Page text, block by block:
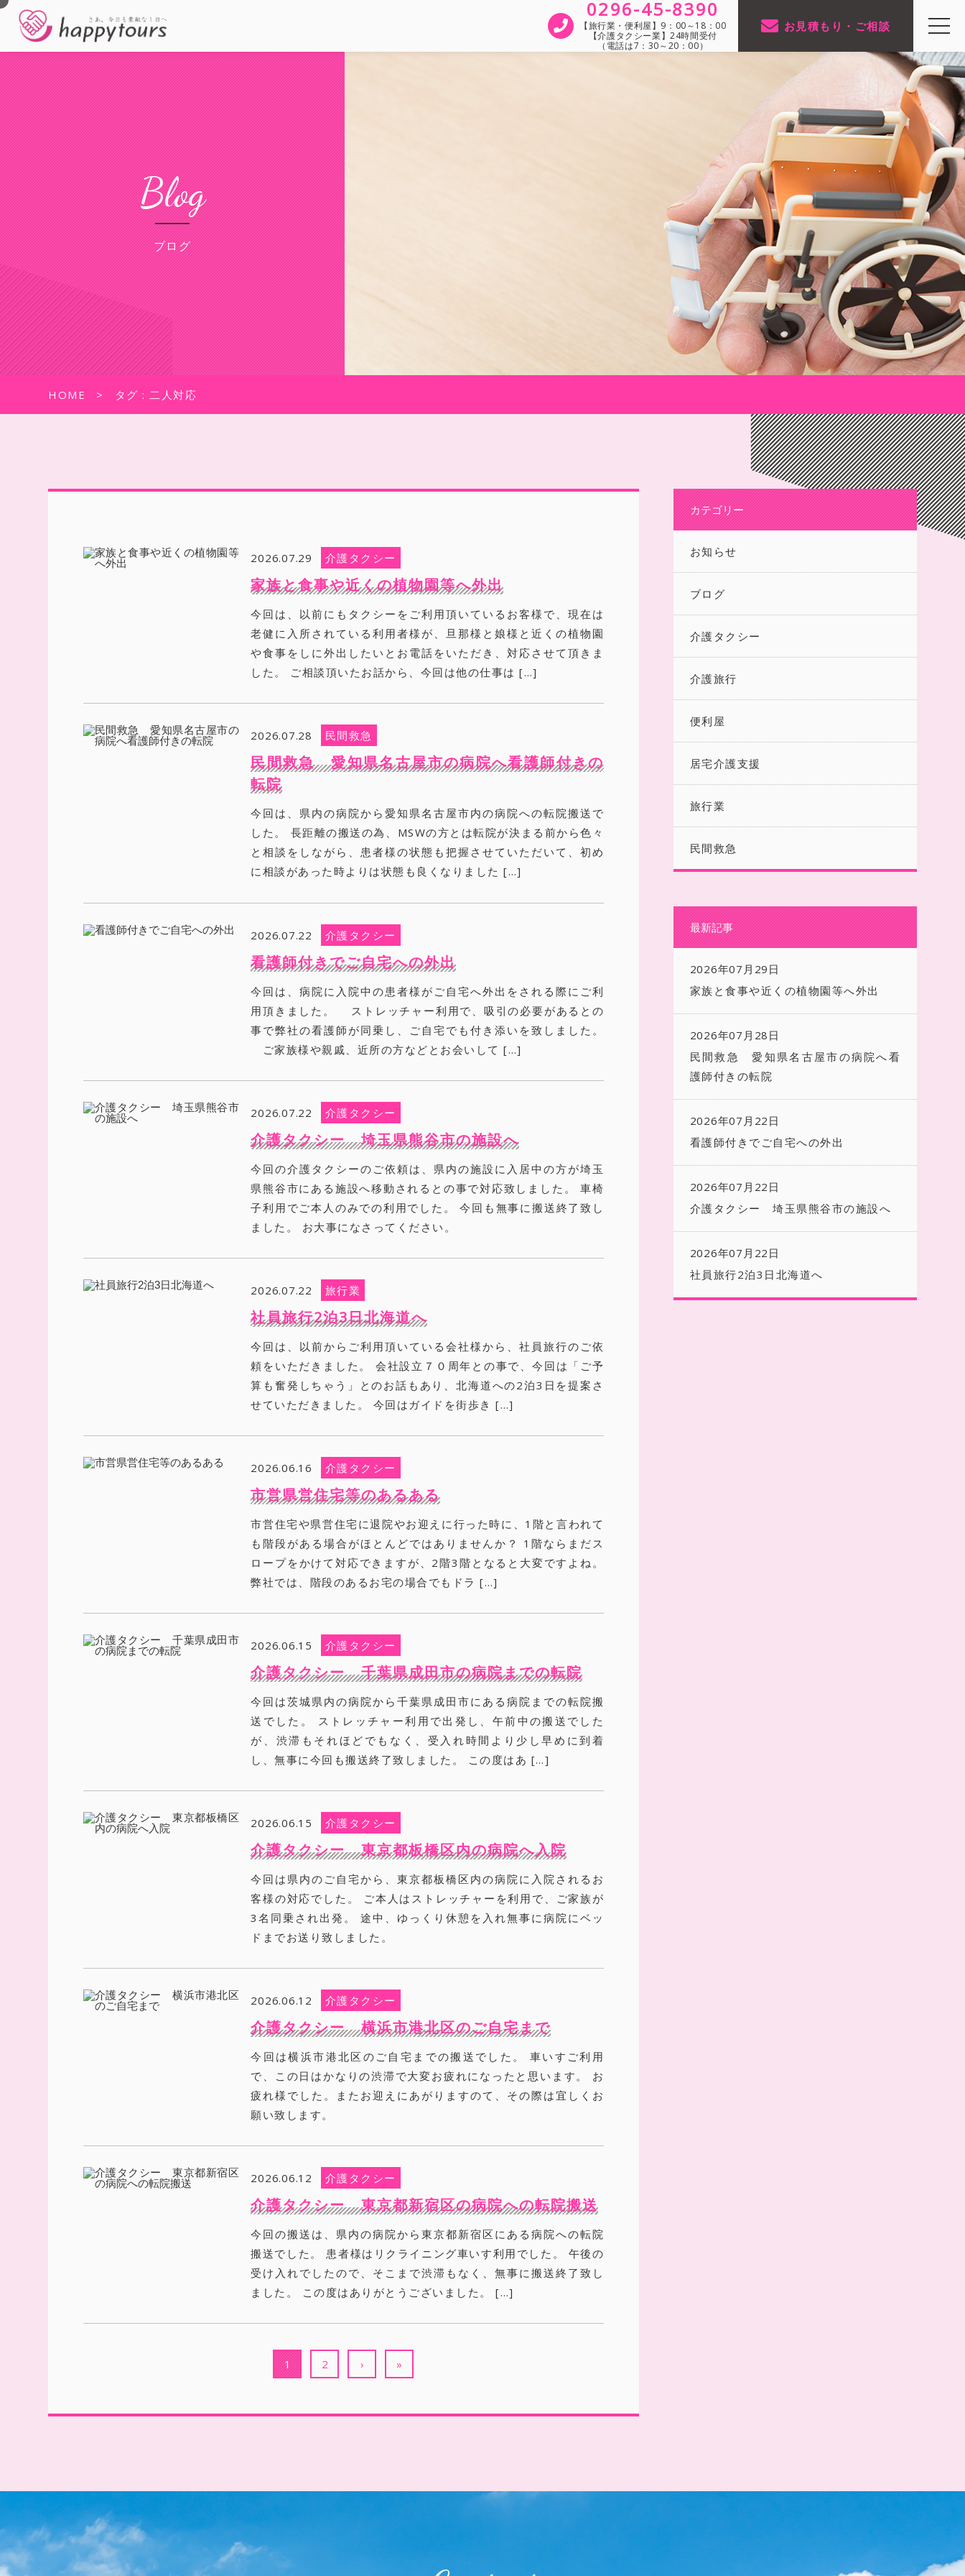
0296-45-8390
【旅行業・便利屋】9：00～18：00
【介護タクシー業】24時間受付
（電話は7：30～20：00）
お見積もり・ご相談
Blog
ブログ
HOME タグ : 二人対応
2026.07.29 介護タクシー
家族と食事や近くの植物園等へ外出
今回は、以前にもタクシーをご利用頂いているお客様で、現在は
老健に入所されている利用者様が、旦那様と娘様と近くの植物園
や食事をしに外出したいとお電話をいただき、対応させて頂きま
した。 ご相談頂いたお話から、今回は他の仕事は […]
2026.07.28 民間救急
民間救急 愛知県名古屋市の病院へ看護師付きの
転院
今回は、県内の病院から愛知県名古屋市内の病院への転院搬送で
した。 長距離の搬送の為、MSWの方とは転院が決まる前から色々
と相談をしながら、患者様の状態も把握させていただいて、初め
に相談があった時よりは状態も良くなりました […]
2026.07.22 介護タクシー
看護師付きでご自宅への外出
今回は、病院に入院中の患者様がご自宅へ外出をされる際にご利
用頂きました。 ストレッチャー利用で、吸引の必要があるとの
事で弊社の看護師が同乗し、ご自宅でも付き添いを致しました。
ご家族様や親戚、近所の方などとお会いして […]
2026.07.22 介護タクシー
介護タクシー 埼玉県熊谷市の施設へ
今回の介護タクシーのご依頼は、県内の施設に入居中の方が埼玉
県熊谷市にある施設へ移動されるとの事で対応致しました。 車椅
子利用でご本人のみでの利用でした。 今回も無事に搬送終了致し
ました。 お大事になさってください。
2026.07.22 旅行業
社員旅行2泊3日北海道へ
今回は、以前からご利用頂いている会社様から、社員旅行のご依
頼をいただきました。 会社設立７０周年との事で、今回は「ご予
算も奮発しちゃう」とのお話もあり、北海道への2泊3日を提案さ
せていただきました。 今回はガイドを街歩き […]
2026.06.16 介護タクシー
市営県営住宅等のあるある
市営住宅や県営住宅に退院やお迎えに行った時に、1階と言われて
も階段がある場合がほとんどではありませんか？ 1階ならまだス
ロープをかけて対応できますが、2階3階となると大変ですよね。
弊社では、階段のあるお宅の場合でもドラ […]
2026.06.15 介護タクシー
介護タクシー 千葉県成田市の病院までの転院
今回は茨城県内の病院から千葉県成田市にある病院までの転院搬
送でした。 ストレッチャー利用で出発し、午前中の搬送でした
が、渋滞もそれほどでもなく、受入れ時間より少し早めに到着
し、無事に今回も搬送終了致しました。 この度はあ […]
2026.06.15 介護タクシー
介護タクシー 東京都板橋区内の病院へ入院
今回は県内のご自宅から、東京都板橋区内の病院に入院されるお
客様の対応でした。 ご本人はストレッチャーを利用で、ご家族が
3名同乗され出発。 途中、ゆっくり休憩を入れ無事に病院にベッ
ドまでお送り致しました。
2026.06.12 介護タクシー
介護タクシー 横浜市港北区のご自宅まで
今回は横浜市港北区のご自宅までの搬送でした。 車いすご利用
で、この日はかなりの渋滞で大変お疲れになったと思います。 お
疲れ様でした。またお迎えにあがりますのて、その際は宜しくお
願い致します。
2026.06.12 介護タクシー
介護タクシー 東京都新宿区の病院への転院搬送
今回の搬送は、県内の病院から東京都新宿区にある病院への転院
搬送でした。 患者様はリクライニング車いす利用でした。 午後の
受け入れでしたので、そこまで渋滞もなく、無事に搬送終了致し
ました。 この度はありがとうございました。 […]
1 2 › »
カテゴリー
お知らせ
ブログ
介護タクシー
介護旅行
便利屋
居宅介護支援
旅行業
民間救急
最新記事
2026年07月29日
家族と食事や近くの植物園等へ外出
2026年07月28日
民間救急 愛知県名古屋市の病院へ看
護師付きの転院
2026年07月22日
看護師付きでご自宅への外出
2026年07月22日
介護タクシー 埼玉県熊谷市の施設へ
2026年07月22日
社員旅行2泊3日北海道へ